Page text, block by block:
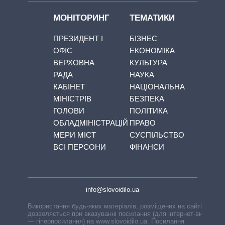
МОНІТОРИНГ
ПРЕЗИДЕНТ І
ОФІС
ВЕРХОВНА
РАДА
КАБІНЕТ
МІНІСТРІВ
ГОЛОВИ
ОБЛАДМІНІСТРАЦІЙ
МЕРИ МІСТ
ВСІ ПЕРСОНИ
ТЕМАТИКИ
БІЗНЕС
ЕКОНОМІКА
КУЛЬТУРА
НАУКА
НАЦІОНАЛЬНА
БЕЗПЕКА
ПОЛІТИКА
ПРАВО
СУСПІЛЬСТВО
ФІНАНСИ
info@slovoidilo.ua
Використання будь-яких матеріалів, розміщених на сайті,
дозволяється при вказуванні посилання (для інтернет-видань
— гіперпосилання) на www.slovoidilo.ua. Посилання